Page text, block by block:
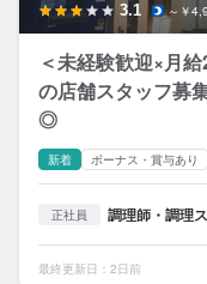
3.1 ～￥
＜未経験歓迎×月
の店舗スタッフ募
◎
新着 ボーナス・賞与あり
正社員 調理師・調理
最終更新日：2日前